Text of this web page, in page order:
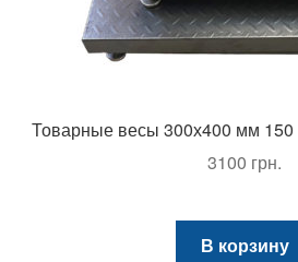
Товарные весы 300х400 мм 150
3100 грн.
В корзину